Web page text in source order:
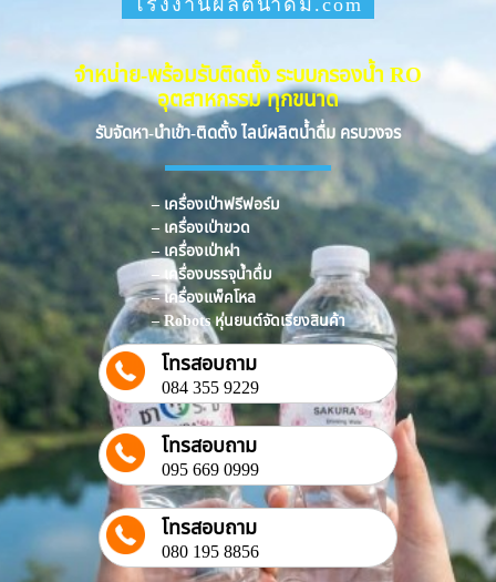
จำหน่าย-พร้อมรับติดตั้ง ระบบกรองน้ำ RO
อุตสาหกรรม ทุกขนาด
รับจัดหา-นำเข้า-ติดตั้ง ไลน์ผลิตน้ำดื่ม ครบวงจร
– เครื่องเป่าฟรีฟอร์ม
– เครื่องเป่าขวด
– เครื่องเป่าฝา
– เครื่องบรรจุน้ำดื่ม
– เครื่องแพ็คโหล
– Robots หุ่นยนต์จัดเรียงสินค้า
โทรสอบถาม
084 355 9229
โทรสอบถาม
095 669 0999
โทรสอบถาม
080 195 8856